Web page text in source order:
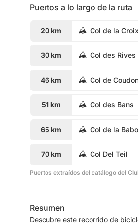
Puertos a lo largo de la ruta
20 km Col de la
30 km Col des Rives
46 km Col de
51 km Col des Bans
65 km Col de la
70 km Col Del Teil
Puertos extraídos del catálogo del
Resumen
Descubre este recorrido de